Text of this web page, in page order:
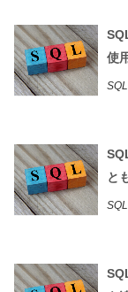
使
SQL
と
SQL